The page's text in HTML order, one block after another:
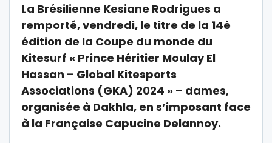
La Brésilienne Kesiane Rodrigues a
remporté, vendredi, le titre de la 14è
édition de la Coupe du monde du
Kitesurf « Prince Héritier Moulay El
Hassan – Global Kitesports
Associations (GKA) 2024 » – dames,
organisée à Dakhla, en s’imposant face
à la Française Capucine Delannoy.